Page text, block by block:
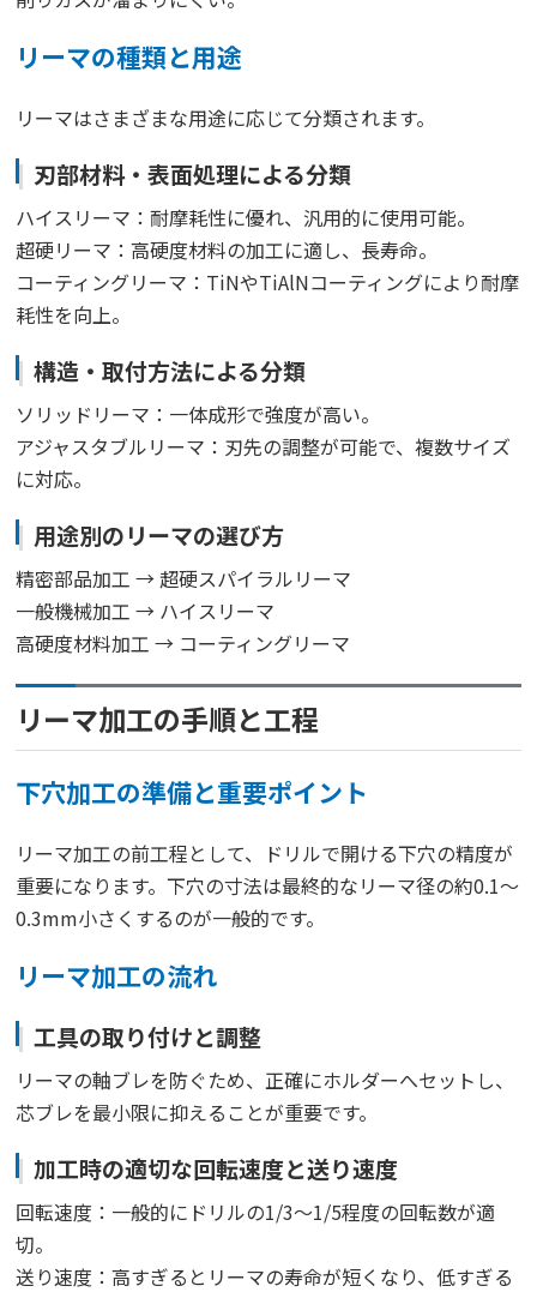
リーマの種類と用途
リーマはさまざまな用途に応じて分類されます。
刃部材料・表面処理による分類
ハイスリーマ：耐摩耗性に優れ、汎用的に使用可能。
超硬リーマ：高硬度材料の加工に適し、長寿命。
コーティングリーマ：TiNやTiAlNコーティングにより耐摩
耗性を向上。
構造・取付方法による分類
ソリッドリーマ：一体成形で強度が高い。
アジャスタブルリーマ：刃先の調整が可能で、複数サイズ
に対応。
用途別のリーマの選び方
精密部品加工 → 超硬スパイラルリーマ
一般機械加工 → ハイスリーマ
高硬度材料加工 → コーティングリーマ
リーマ加工の手順と工程
下穴加工の準備と重要ポイント
リーマ加工の前工程として、ドリルで開ける下穴の精度が
重要になります。下穴の寸法は最終的なリーマ径の約0.1～
0.3mm小さくするのが一般的です。
リーマ加工の流れ
工具の取り付けと調整
リーマの軸ブレを防ぐため、正確にホルダーへセットし、
芯ブレを最小限に抑えることが重要です。
加工時の適切な回転速度と送り速度
回転速度：一般的にドリルの1/3～1/5程度の回転数が適
切。
送り速度：高すぎるとリーマの寿命が短くなり、低すぎる